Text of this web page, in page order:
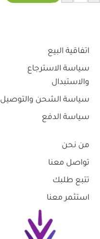
اتفاقية البيع
سياسة الاسترجاع
والاستبدال
سياسة الشحن والتوصيل
سياسة الدفع
من نحن
تواصل معنا
تتبع طلبك
استثمر معنا